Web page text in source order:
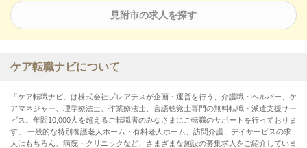
見附市の求人を探す
ケア転職ナビについて
「ケア転職ナビ」は株式会社プレアデスが企画・運営を行う、介護職・ヘルパー、ケ
アマネジャー、理学療法士、作業療法士、言語聴覚士専門の無料転職・派遣支援サー
ビス。年間10,000人を超えるご転職者のみなさまにご転職のサポートを行っておりま
す。 一般的な特別養護老人ホーム・有料老人ホーム、訪問介護、デイサービスの求
人はもちろん、病院・クリニックなど、さまざまな施設の募集求人をご紹介していま